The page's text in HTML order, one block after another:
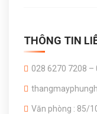
THÔNG TIN
028 6270 7208 –
Văn phòng : 85/